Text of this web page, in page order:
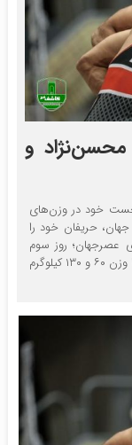
و
نخست خود در وزن‌های
جهان، حریفان خود را
عصرجهان؛ روز سوم
مسابقات کشتی فرنگی قهرمانی جهان با رقابت‌های ۲ وزن ۶۰ و ۱۳۰ کیلوگرم